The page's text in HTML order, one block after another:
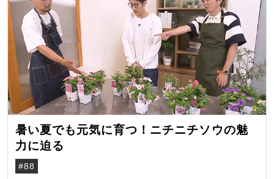
暑い夏でも元気に育つ！ニチニチソウの魅
力に迫る
#88